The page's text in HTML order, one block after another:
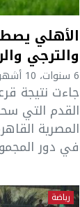
الأهلي
والترجي
6 سنوات، 10 أشهر ago
جاءت نتيجة
القدم التي
المصرية
في دور
رياضة